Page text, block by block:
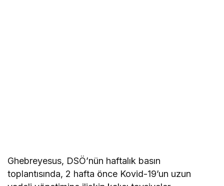
Ghebreyesus, DSÖ’nün haftalık basın
toplantısında, 2 hafta önce Kovid-19’un uzun